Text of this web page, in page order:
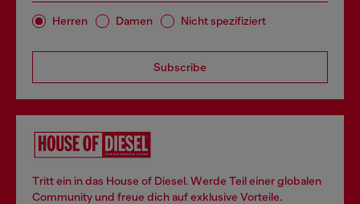
Herren Damen Nicht spezifiziert
Subscribe
Tritt ein in das House of Diesel. Werde Teil einer globalen
Community und freue dich auf exklusive Vorteile.